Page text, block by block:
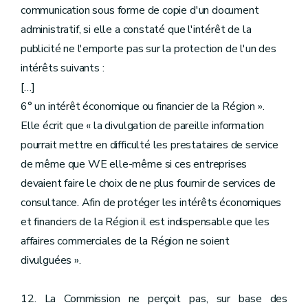
communication sous forme de copie d'un document
administratif, si elle a constaté que l'intérêt de la
publicité ne l'emporte pas sur la protection de l'un des
intérêts suivants :
[…]
6° un intérêt économique ou financier de la Région ».
Elle écrit que « la divulgation de pareille information
pourrait mettre en difficulté les prestataires de service
de même que WE elle-même si ces entreprises
devaient faire le choix de ne plus fournir de services de
consultance. Afin de protéger les intérêts économiques
et financiers de la Région il est indispensable que les
affaires commerciales de la Région ne soient
divulguées ».
12. La Commission ne perçoit pas, sur base des